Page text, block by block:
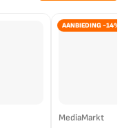
AANBIEDING -14%
MediaMarkt